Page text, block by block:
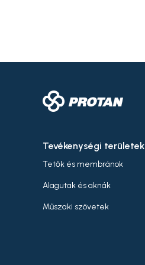
Tevékenységi területek
Tetők és membránok
Alagutak és aknák
Műszaki szövetek